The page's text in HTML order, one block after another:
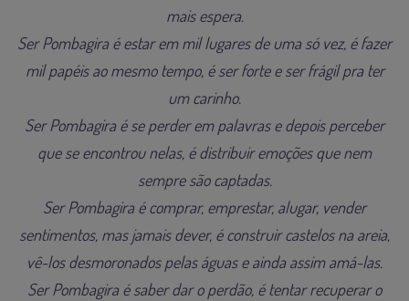
mais espera.
Ser Pombagira é estar em mil lugares de uma só vez, é fazer
mil papéis ao mesmo tempo, é ser forte e ser frágil pra ter
um carinho.
Ser Pombagira é se perder em palavras e depois perceber
que se encontrou nelas, é distribuir emoções que nem
sempre são captadas.
Ser Pombagira é comprar, emprestar, alugar, vender
sentimentos, mas jamais dever, é construir castelos na areia,
vê-los desmoronados pelas águas e ainda assim amá-las.
Ser Pombagira é saber dar o perdão, é tentar recuperar o